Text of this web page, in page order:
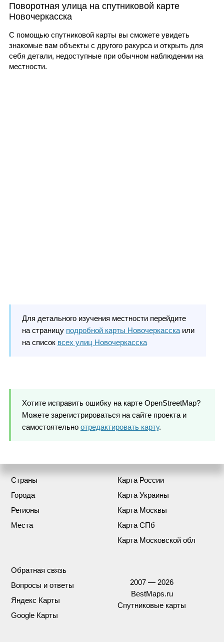
Поворотная улица на спутниковой карте
Новочеркасска
С помощью спутниковой карты вы сможете увидеть
знакомые вам объекты с другого ракурса и открыть для
себя детали, недоступные при обычном наблюдении на
местности.
Для детального изучения местности перейдите
на страницу подробной карты Новочеркасскаили
на список всех улиц Новочеркасска
Хотите исправить ошибку на карте OpenStreetMap?
Можете зарегистрироваться на сайте проекта и
самостоятельно отредактировать карту.
Страны
Города
Регионы
Места
Карта России
Карта Украины
Карта Москвы
Карта СПб
Карта Московской обл
Обратная связь
Вопросы и ответы
Яндекс Карты
Google Карты
2007 — 2026
BestMaps.ru
Спутниковые карты